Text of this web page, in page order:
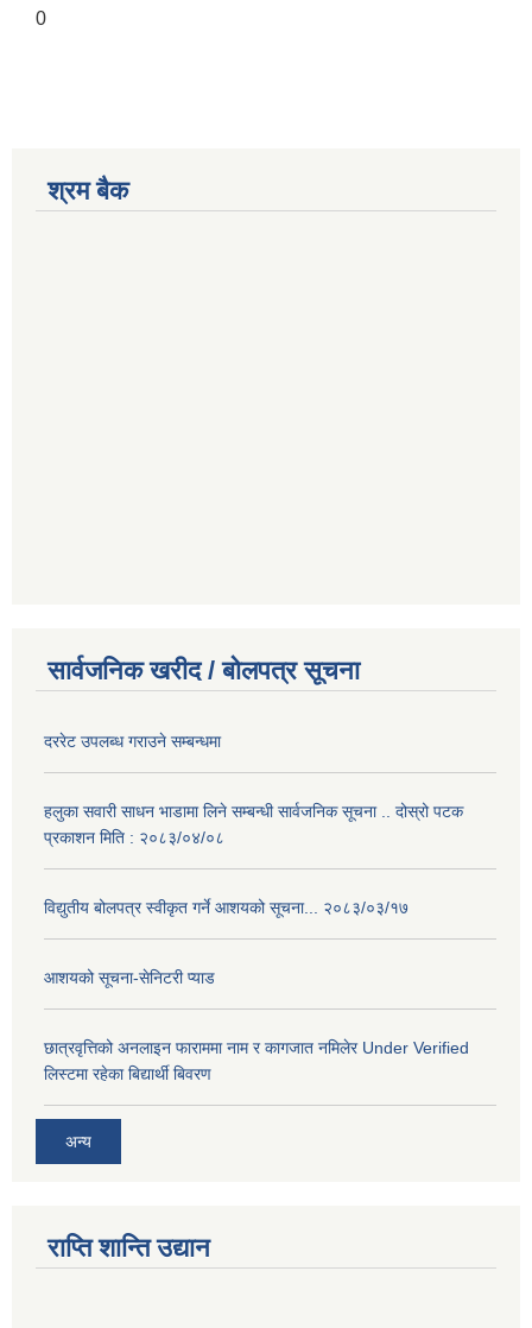
0
श्रम बैक
सार्वजनिक खरीद / बोलपत्र सूचना
दररेट उपलब्ध गराउने सम्बन्धमा
हलुका सवारी साधन भाडामा लिने सम्बन्धी सार्वजनिक सूचना .. दोस्रो पटक
प्रकाशन मिति : २०८३/०४/०८
विद्युतीय बोलपत्र स्वीकृत गर्ने आशयको सूचना... २०८३/०३/१७
आशयको सूचना-सेनिटरी प्याड
छात्रवृत्तिको अनलाइन फाराममा नाम र कागजात नमिलेर Under Verified
लिस्टमा रहेका बिद्यार्थी बिवरण
अन्य
राप्ति शान्ति उद्यान